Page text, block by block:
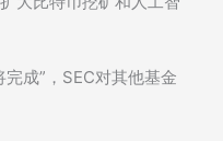
成”，SEC对其他基金